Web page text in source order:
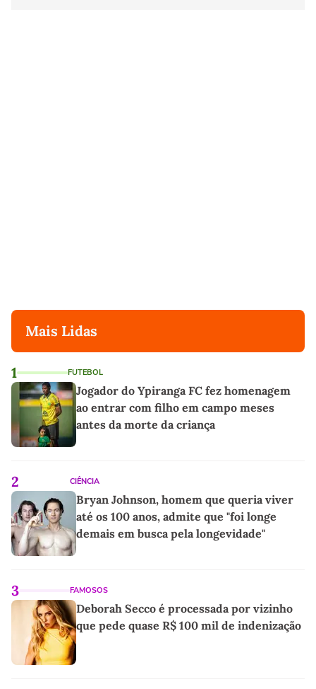
Mais Lidas
1 FUTEBOL
Jogador do Ypiranga FC fez homenagem
ao entrar com filho em campo meses
antes da morte da criança
2 CIÊNCIA
Bryan Johnson, homem que queria viver
até os 100 anos, admite que "foi longe
demais em busca pela longevidade"
3 FAMOSOS
Deborah Secco é processada por vizinho
que pede quase R$ 100 mil de indenização